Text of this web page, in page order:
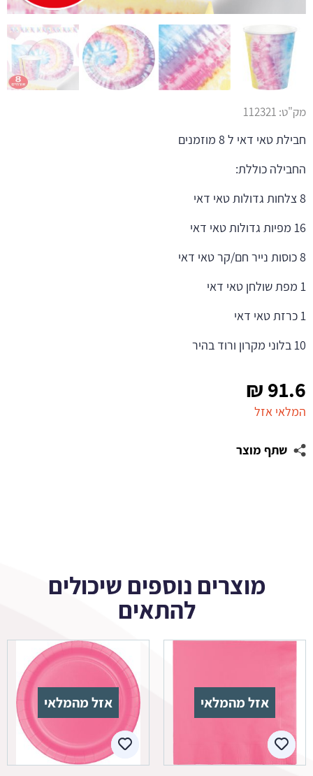
91.6
₪
המלאי אזל
שתף מוצר
מק"ט: 112321
חבילת טאי דאי ל 8 מוזמנים
החבילה כוללת:
8 צלחות גדולות טאי דאי
16 מפיות גדולות טאי דאי
8 כוסות נייר חם/קר טאי דאי
1 מפת שולחן טאי דאי
1 כרזת טאי דאי
10 בלוני מקרון ורוד בהיר
מוצרים נוספים שיכולים
להתאים
אזל מהמלאי אזל מהמלאי